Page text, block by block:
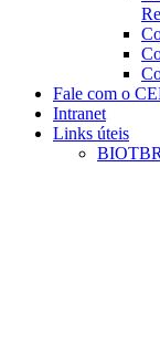
Fale com o
Intranet
Links úteis